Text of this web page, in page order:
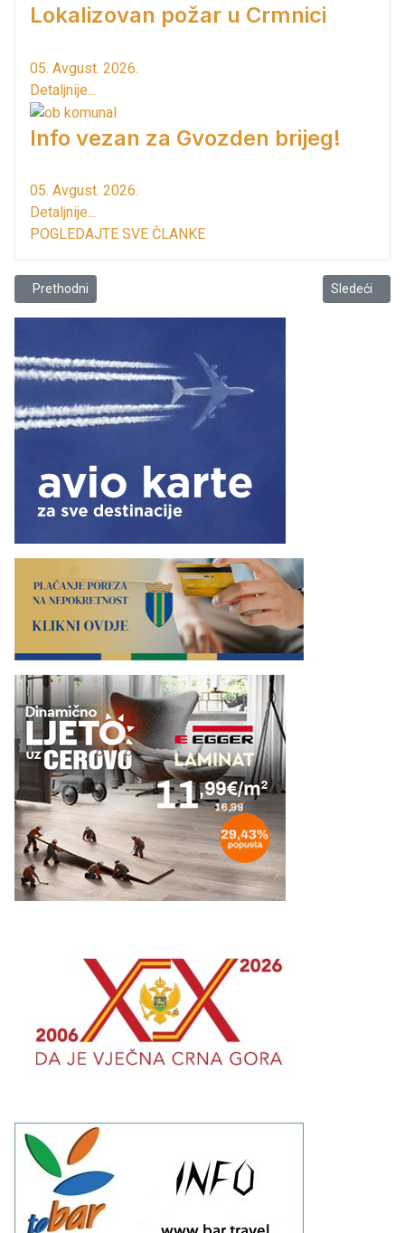
Lokalizovan požar u Crmnici
05. Avgust. 2026.
Detaljnije...
Info vezan za Gvozden brijeg!
05. Avgust. 2026.
Detaljnije...
POGLEDAJTE SVE ČLANKE
Prethodni članak: Ko to ruži našu lijepu Crmnicu?
Prethodni Sledeći
Sledeći